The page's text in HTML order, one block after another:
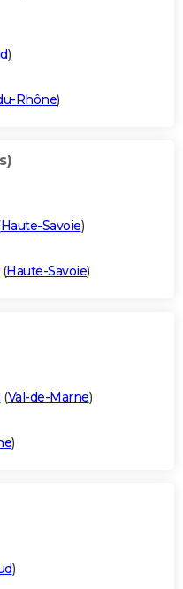
)
Rhône)
Haute-Savoie)
(Haute-Savoie)
(Val-de-Marne)
)
)